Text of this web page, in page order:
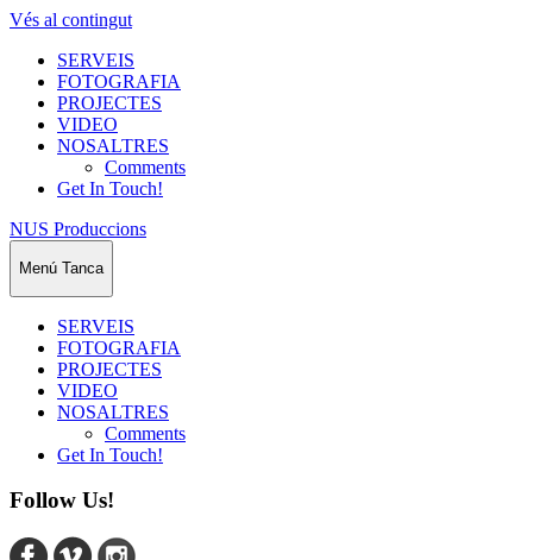
Vés al contingut
SERVEIS
FOTOGRAFIA
PROJECTES
VIDEO
NOSALTRES
Comments
Get In Touch!
NUS Produccions
Menú Tanca
SERVEIS
FOTOGRAFIA
PROJECTES
VIDEO
NOSALTRES
Comments
Get In Touch!
Follow Us!